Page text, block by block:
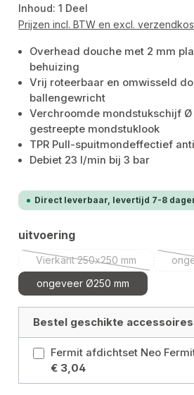
Inhoud:1 Deel
Prijzen incl. BTW en excl.
Overhead douche met 2 mm
behuizing
Vrij roteerbaar en omwisseld
ballengewricht
Verchroomde mondstukschijf
gestreepte mondstuklook
TPR Pull-spuitmondeffectief
Debiet 23 l/min bij 3 bar
Direct leverbaar, levertijd 7-8
Selecteer
uitvoering
Vierkant 250x250 mm
(Deze optie is
ongeveer Ø250 mm
Bestel geschikte
Fermit afdichtset Neo
€ 3,04